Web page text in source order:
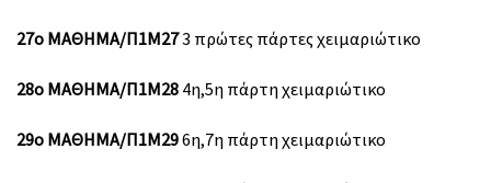
27ο ΜΑΘΗΜΑ/Π1Μ273 πρώτες πάρτες χειμαριώτικο
28ο ΜΑΘΗΜΑ/Π1Μ28 4η,5η πάρτη χειμαριώτικο
29ο ΜΑΘΗΜΑ/Π1Μ296η,7η πάρτη χειμαριώτικο